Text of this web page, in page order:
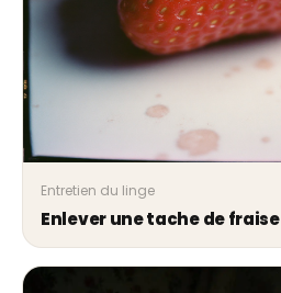
Entretien du linge
Enlever une tache de fraise